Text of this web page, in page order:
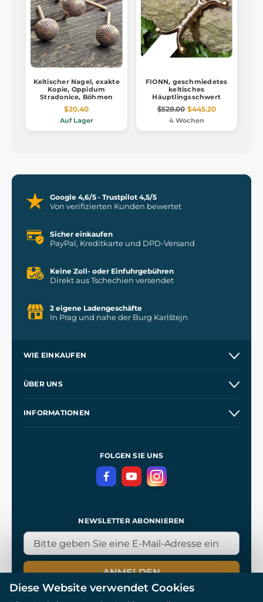
Keltischer Nagel, exakte
Kopie, Oppidum
Stradonice, Böhmen
$20.40
Auf Lager
FIONN, geschmiedetes
keltisches
Häuptlingsschwert
$528.00 $445.20
4 Wochen
Google 4,6/5 · Trustpilot 4,5/5
Von verifizierten Kunden bewertet
Sicher einkaufen
PayPal, Kreditkarte und DPD-Versand
Keine Zoll- oder Einfuhrgebühren
Direkt aus Tschechien versendet
2 eigene Ladengeschäfte
In Prag und nahe der Burg Karlštejn
WIE EINKAUFEN
Kontakt
ÜBER UNS
INFORMATIONEN
DatenschutzerklärungFOLGEN SIE UNS
NEWSLETTER ABONNIEREN
ANMELDEN
Diese Website verwendet Cookies